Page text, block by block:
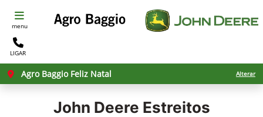
menu
LIGAR
Agro Baggio Feliz Natal Alterar
John Deere Estreitos